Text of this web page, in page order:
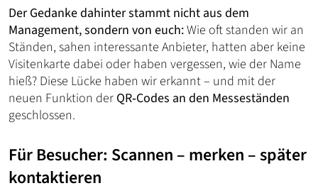
Der Gedanke dahinter stammt nicht aus dem
Management, sondern von euch:Wie oft standen wir an
Ständen, sahen interessante Anbieter, hatten aber keine
Visitenkarte dabei oder haben vergessen, wie der Name
hieß? Diese Lücke haben wir erkannt – und mit der
neuen Funktion der QR‑Codes an den Messeständen
geschlossen.
Für Besucher: Scannen – merken – später
kontaktieren